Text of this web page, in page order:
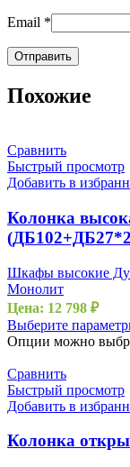
Email *
Похожие
Сравнить
Быстрый просмотр
Добавить в
Колонка
Шкафы высокие
Монолит
Цена: 12 798 ₽
Выберите
Опции можно
Сравнить
Быстрый просмотр
Добавить в
Колонка